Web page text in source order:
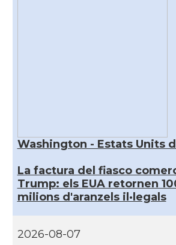
Washington - Estats Units
La factura del fiasco
Trump: els EUA retornen
milions d'aranzels il·legals
2026-08-07